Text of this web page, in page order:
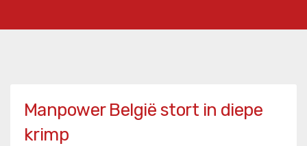
Manpower België stort in diepe
krimp